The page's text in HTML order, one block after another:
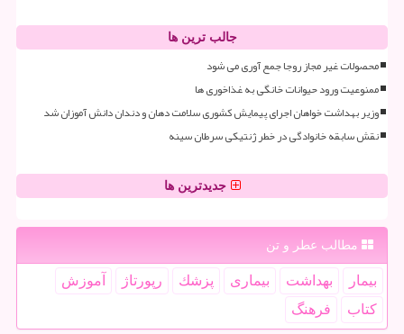
جالب ترین ها
محصولات غیر مجاز روجا جمع آوری می شود
ممنوعیت ورود حیوانات خانگی به غذاخوری ها
وزیر بهداشت خواهان اجرای پیمایش کشوری سلامت دهان و دندان دانش آموزان شد
نقش سابقه خانوادگی در خطر ژنتیکی سرطان سینه
جدیدترین ها
مطالب عطر و تن
بیمار بهداشت بیماری پزشك رپورتاژ
آموزش
كتاب
فرهنگ